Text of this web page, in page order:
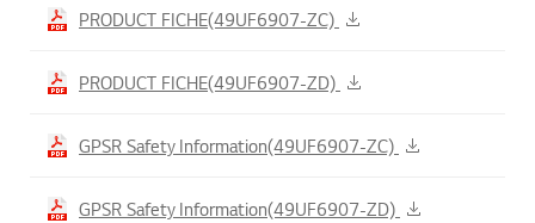
PRODUCT FICHE(49UF6907-ZC)
PRODUCT FICHE(49UF6907-ZD)
GPSR Safety Information(49UF6907-ZC)
GPSR Safety Information(49UF6907-ZD)